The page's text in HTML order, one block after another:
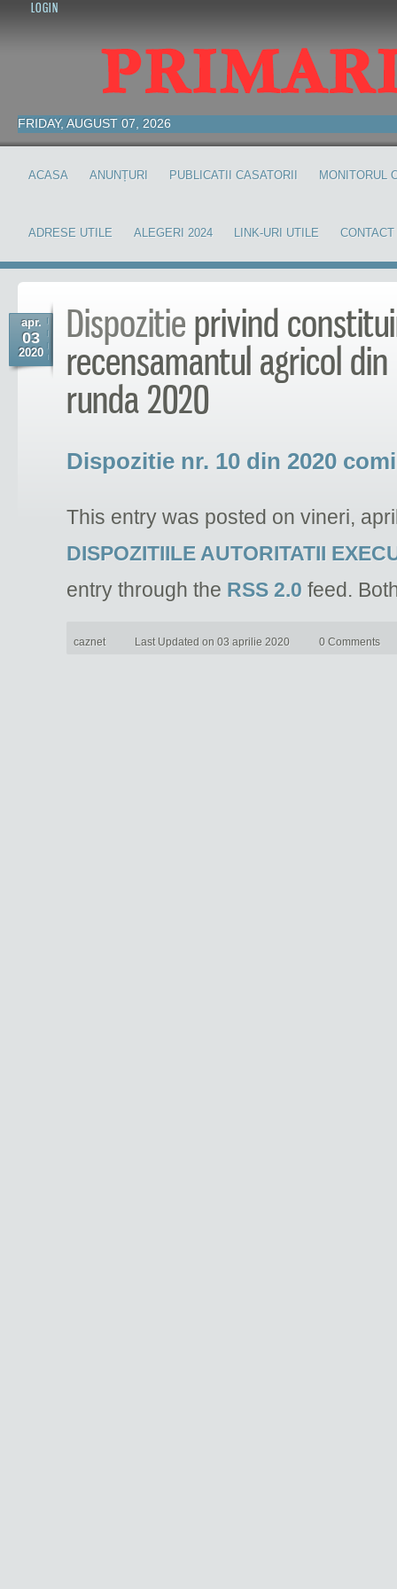
LOGIN
FRIDAY, AUGUST 07, 2026
ACASA ANUNȚURI PUBLICATII CASATORII MONITORUL
ADRESE UTILE ALEGERI 2024 LINK-URI UTILE CONTACT
apr.
03
2020
Dispozitie privind
recensamantul agricol
runda 2020
Dispozitie nr. 10 din 2020
This entry was posted on vineri,
DISPOZITIILE AUTORITATII
entry through the RSS 2.0 feed.
caznet Last Updated on 03 aprilie 2020 0 Comments